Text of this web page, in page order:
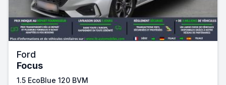
Ford
Focus
1.5 EcoBlue 120 BVM